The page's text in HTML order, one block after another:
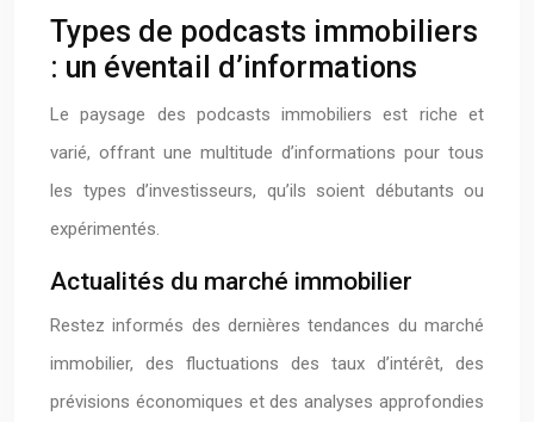
Types de podcasts immobiliers
: un éventail d’informations
Le paysage des podcasts immobiliers est riche et
varié, offrant une multitude d’informations pour tous
les types d’investisseurs, qu’ils soient débutants ou
expérimentés.
Actualités du marché immobilier
Restez informés des dernières tendances du marché
immobilier, des fluctuations des taux d’intérêt, des
prévisions économiques et des analyses approfondies